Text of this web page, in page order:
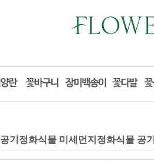
기정화식물 미세먼지정화식물 공